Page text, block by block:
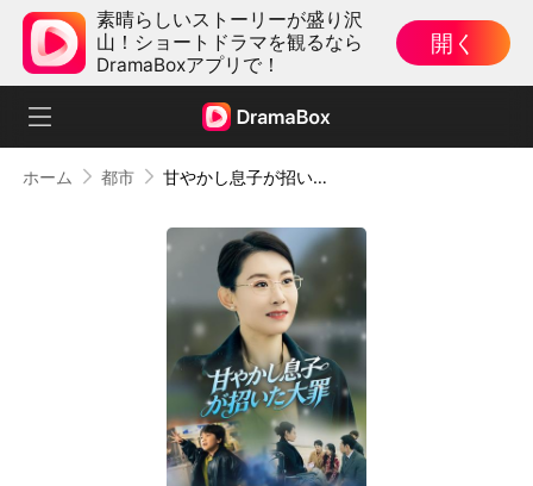
素晴らしいストーリーが盛り沢
山！ショートドラマを観るなら
DramaBoxアプリで！
開く
ホーム 都市 甘やかし息子が招いた大罪